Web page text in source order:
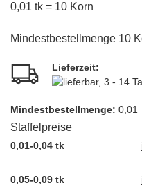
0,01 tk = 10 Korn
Mindestbestellmenge 10
Lieferzeit:
Mindest­bestellmenge: 0,01
Staffelpreise
0,01-0,04 tk
0,05-0,09 tk